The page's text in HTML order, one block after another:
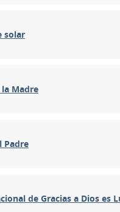
solar
la Madre
Padre
de Gracias a Dios es